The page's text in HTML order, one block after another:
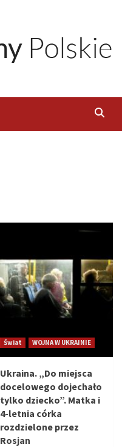
Świat WOJNA W UKRAINIE
Ukraina. „Do miejsca
docelowego dojechało
tylko dziecko”. Matka i
4-letnia córka
rozdzielone przez
Rosjan